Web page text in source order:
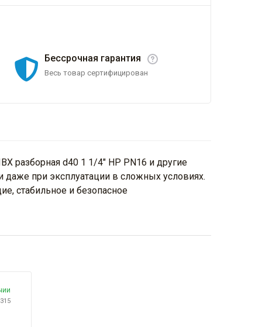
Бессрочная гарантия
Весь товар сертифицирован
разборная d40 1 1/4" НР PN16 и другие
даже при эксплуатации в сложных условиях.
стабильное и безопасное